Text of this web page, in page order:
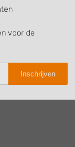
voor de
Inschrijven